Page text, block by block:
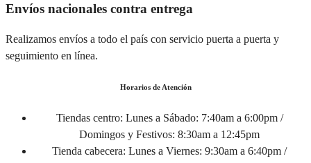
Envíos nacionales contra entrega
Realizamos envíos a todo el país con servicio puerta a puerta y
seguimiento en línea.
Horarios de Atención
Tiendas centro: Lunes a Sábado: 7:40am a 6:00pm /
Domingos y Festivos: 8:30am a 12:45pm
Tienda cabecera: Lunes a Viernes: 9:30am a 6:40pm /